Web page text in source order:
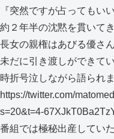
『突然ですが占ってもい
約２年半の沈黙を貫いて
長女の親権はあびる優さ
未だに引き渡しができて
時折号泣しながら語られま
https://twitter.com/
s=20&t=4-
番組では極秘出産してい